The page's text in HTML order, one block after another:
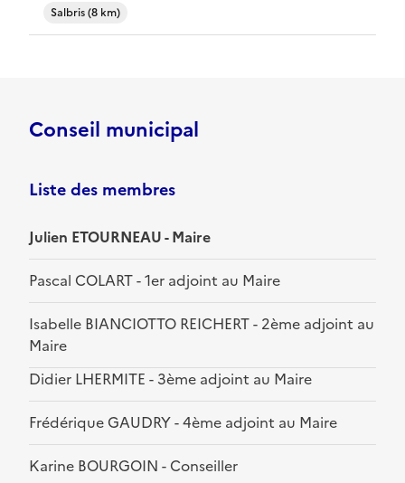
Salbris (8 km)
Conseil municipal
Liste des membres
Julien ETOURNEAU - Maire
Pascal COLART - 1er adjoint au Maire
Isabelle BIANCIOTTO REICHERT - 2ème adjoint au
Maire
Didier LHERMITE - 3ème adjoint au Maire
Frédérique GAUDRY - 4ème adjoint au Maire
Karine BOURGOIN - Conseiller